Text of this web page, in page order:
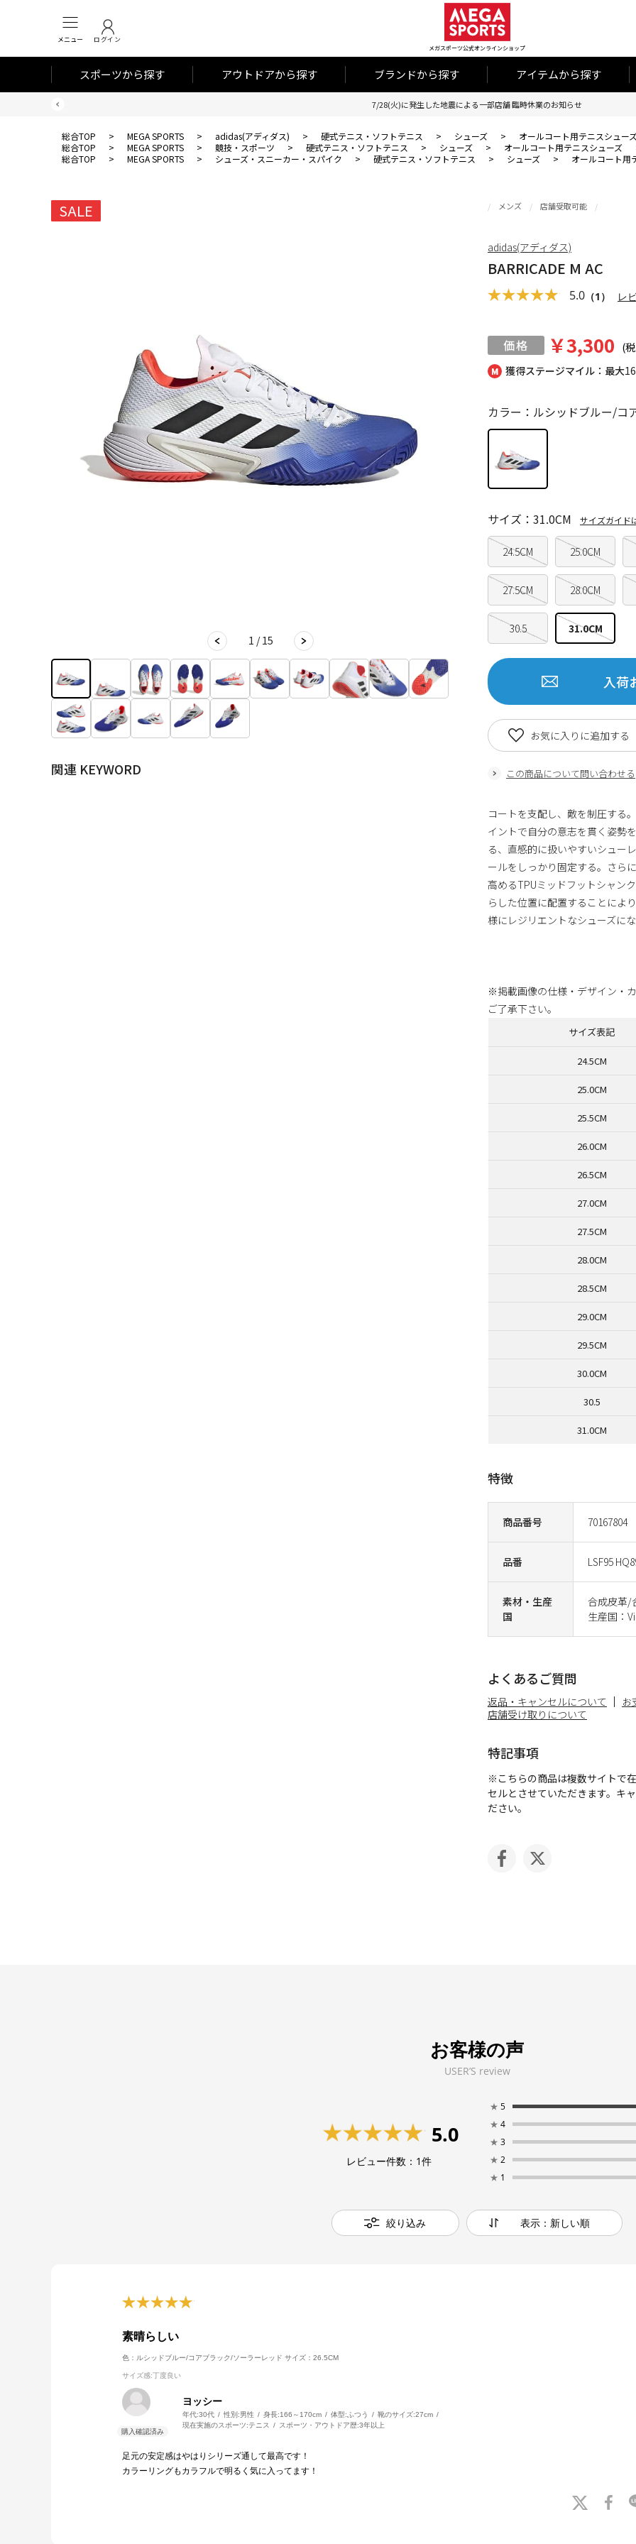
メニュー ログイン
メガスポーツ公式オンラインショップ
スポーツから探す アウトドアから探す ブランドから探す アイテムから探す
7/28(火)に発生した地震による一部店舗 臨時休業のお知らせ
総合TOP > MEGA SPORTS > adidas(アディダス) > 硬式テニス・ソフトテニス > シューズ > オールコート用テニスシュー
総合TOP
> MEGA SPORTS > 競技・スポーツ > 硬式テニス・ソフトテニス > シューズ > オールコート用テニスシューズ
総合TOP
> MEGA SPORTS > シューズ・スニーカー・スパイク > 硬式テニス・ソフトテニス > シューズ > オールコート用
SALE
1 / 15
関連 KEYWORD
獲得ステージマイル：最大
メンズ 店舗受取可能
BARRICADE M AC
5.0 （1） レ
￥3,300 (
商品番号 70167804
品番 LSF95
素材・生産
国
合成皮革/
生産国：
カラー：ルシッドブルー/コ
24.5CM 25.0CM
27.5CM 28.0CM
30.5 31.0CM
サイズ：31.0CM サイズガイド
入荷
この商品について問い合わせる
お気に入りに追加する
adidas(アディダス)
コートを支配し、敵を制圧する
イントで自分の意志を貫く姿勢
る、直感的に扱いやすいシュー
ールをしっかり固定する。さら
高めるTPUミッドフットシャン
らした位置に配置することによ
様にレジリエントなシューズにな
※掲載画像の仕様・デザイン・
ご了承下さい。
特徴
よくあるご質問
返品・キャンセルについて お
店舗受け取りについて
特記事項
※こちらの商品は複数サイトで
セルとさせていただきます。キ
ださい。
サイズ表記
24.5CM
25.0CM
25.5CM
26.0CM
26.5CM
27.0CM
27.5CM
28.0CM
28.5CM
29.0CM
29.5CM
30.0CM
30.5
31.0CM
お客様の声
USER’S review
5.0
レビュー件数： 1件
★ 5
★ 4
★ 3
★ 2
★ 1
絞り込み 表示：新しい順
素晴らしい
色：ルシッドブルー/コアブラック/ソーラーレッド サイズ：26.5CM
サイズ感:丁度良い
ヨッシー
年代:30代 性別:男性 身長:166～170cm 体型: ふつう 靴のサイズ:27cm
現在実施のスポーツ:テニス スポーツ・アウトドア歴:3年以上
足元の安定感はやはりシリーズ通して最高です！
カラーリングもカラフルで明るく気に入ってます！